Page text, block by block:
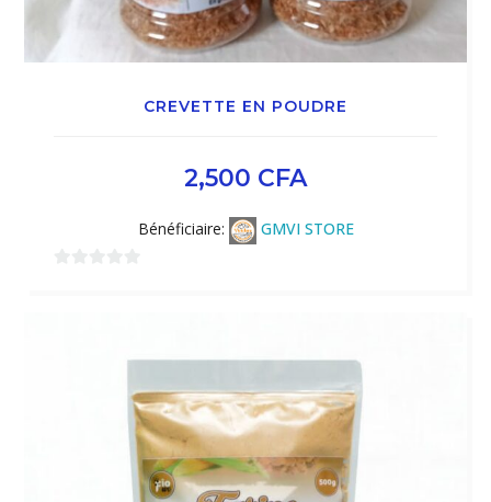
CREVETTE EN POUDRE
2,500 CFA
Bénéficiaire: GMVI STORE